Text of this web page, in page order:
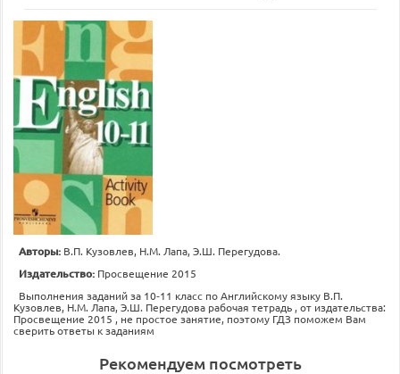
Авторы: В.П. Кузовлев, Н.М. Лапа, Э.Ш. Перегудова.
Издательство: Просвещение 2015
Выполнения заданий за 10‐11 класс по Английскому языку В.П.
Кузовлев, Н.М. Лапа, Э.Ш. Перегудова рабочая тетрадь , от издательства:
Просвещение 2015 , не простое занятие, поэтому ГДЗ поможем Вам
сверить ответы к заданиям
Рекомендуем посмотреть